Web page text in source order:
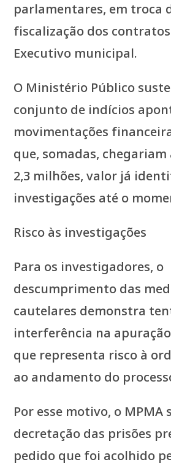
parlamentares, em troca
fiscalização dos
Executivo municipal.
O Ministério Público
conjunto de indícios
movimentações
que, somadas, chegariam
2,3 milhões, valor já
investigações até o
Risco às investigações
Para os investigadores, o
descumprimento das
cautelares demonstra
interferência na
que representa risco à
ao andamento do
Por esse motivo, o MPMA
decretação das prisões
pedido que foi acolhido